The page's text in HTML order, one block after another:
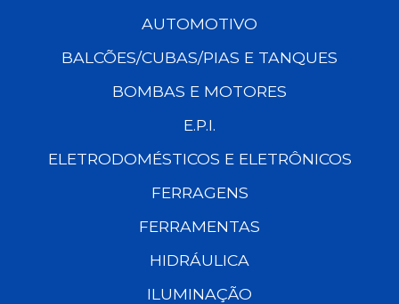
AUTOMOTIVO
BALCÕES/CUBAS/PIAS E TANQUES
BOMBAS E MOTORES
E.P.I.
ELETRODOMÉSTICOS E ELETRÔNICOS
FERRAGENS
FERRAMENTAS
HIDRÁULICA
ILUMINAÇÃO